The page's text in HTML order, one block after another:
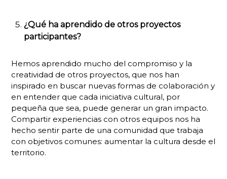
¿Qué ha aprendido de otros proyectos
participantes?
Hemos aprendido mucho del compromiso y la
creatividad de otros proyectos, que nos han
inspirado en buscar nuevas formas de colaboración y
en entender que cada iniciativa cultural, por
pequeña que sea, puede generar un gran impacto.
Compartir experiencias con otros equipos nos ha
hecho sentir parte de una comunidad que trabaja
con objetivos comunes: aumentar la cultura desde el
territorio.